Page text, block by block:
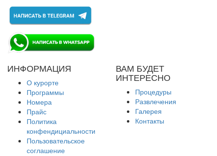
ИНФОРМАЦИЯ
О курорте
Программы
Номера
Прайс
Политика
конфендициальности
Пользовательское
соглашение
ВАМ БУДЕТ
ИНТЕРЕСНО
Процедуры
Развлечения
Галерея
Контакты